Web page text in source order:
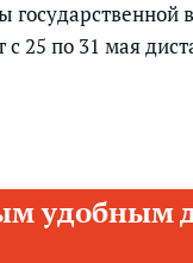
государственной
25 по 31 мая
удобным